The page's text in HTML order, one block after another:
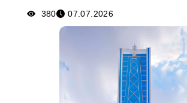
380 07.07.2026